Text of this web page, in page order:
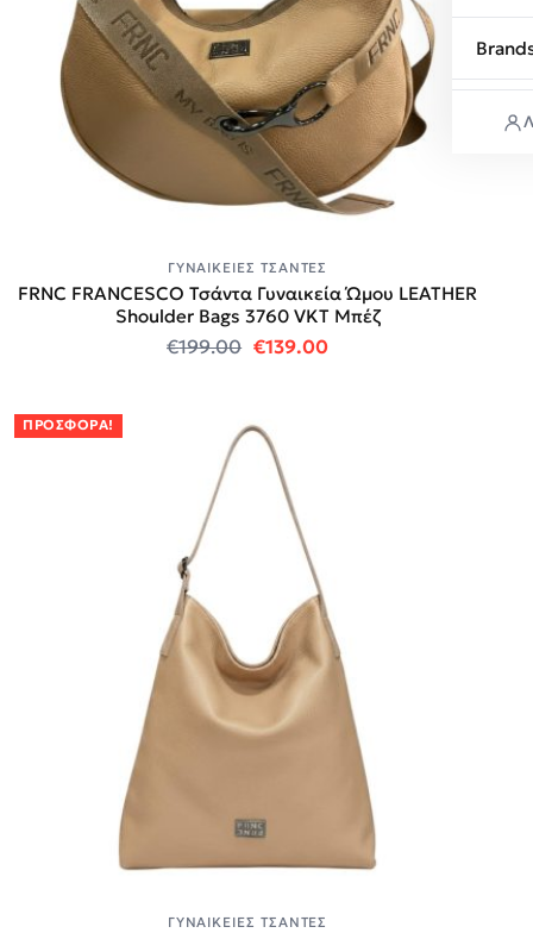
ΓΥΝΑΙΚΕΊΕΣ ΤΣΆΝΤΕΣ
FRNC FRANCESCO Τσάντα Γυναικεία Ώμου LEATHER
Shoulder Bags 3760 VKT Μπέζ
€199.00 Original price was: €199.00.
€139.00Η τρέχουσα τιμή
ΠΡΟΣΦΟΡΆ!
ΓΥΝΑΙΚΕΊΕΣ ΤΣΆΝΤΕΣ